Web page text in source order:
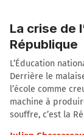
La crise de
République
L’Éducation
Derrière le
l’école comme
machine à
souffre, c’est la